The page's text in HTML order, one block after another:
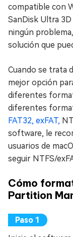
compatible con
SanDisk Ultra
ningún
solución que
Cuando se trata
mejor opción
diferentes
diferentes
FAT32, exFAT,
software, le
usuarios de
seguir NTFS/
Cómo
Partition